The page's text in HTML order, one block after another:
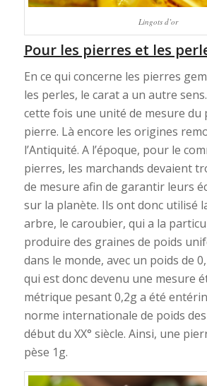
Lingots d’or
Pour les pierres et les
En ce qui concerne les pierres
les perles, le carat a un autre
cette fois une unité de mesure du
pierre. Là encore les origines
l’Antiquité. A l’époque, pour le
pierres, les marchands devaient
de mesure afin de garantir leurs
sur la planète. Ils ont donc utilisé
arbre, le caroubier, qui a la
produire des graines de poids
dans le monde, avec un poids de
qui est donc devenu une mesure
métrique pesant 0,2g a été
norme internationale de poids
début du XX° siècle. Ainsi, une
pèse 1g.